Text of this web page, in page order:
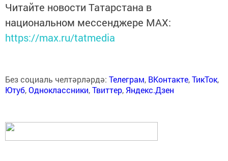
Читайте новости Татарстана в
национальном мессенджере MАХ:
https://max.ru/tatmedia
Без социаль челтәрләрдә: Телеграм, ВКонтакте,ТикТок,
Ютуб,Одноклассники,Твиттер, Яндекс.Дзен